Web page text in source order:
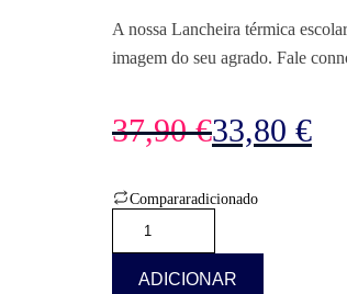
A nossa Lancheira térmica
imagem do seu agrado. Fale
37,90€
O
preço
37,90 €.
33,80 €
O
preço
33,80 €.
Compararadicionado
Lancheira
térmica
ADICIONAR